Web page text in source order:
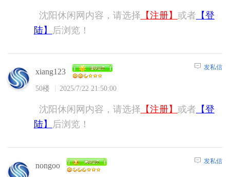
沈阳休闲网内容，请选择 【注册】 或者 【登
陆】
后浏览！
xiang123
50楼 2025/7/22 21:50:00
发私信
沈阳休闲网内容，请选择 【注册】 或者 【登
陆】
后浏览！
nongoo 发私信